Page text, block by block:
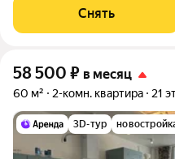
Стиральная машина Холодильник Посудомоечная машина
Микроволновка Дом -
Снять
58 500 ₽ в месяц
60 м² 2-комн. квартира 21
3D-тур